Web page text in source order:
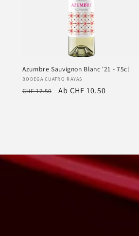
Azumbre Sauvignon Blanc '21 - 75cl
Anbieter:
BODEGA CUATRO RAYAS
Normaler
CHF 12.50 Verkaufspreis
Ab CHF 10.50